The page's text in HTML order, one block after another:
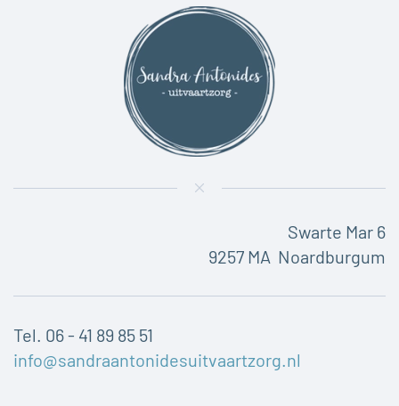
Swarte Mar 6
9257 MA Noardburgum
Tel. 06 - 41 89 85 51
info@sandraantonidesuitvaartzorg.nl